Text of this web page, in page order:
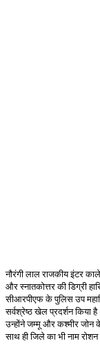
नौरंगी लाल राजकीय इंटर
और स्नातकोत्तर की डिग्री
सीआरपीएफ के पुलिस उप
सर्वश्रेष्ठ खेल प्रदर्शन किया
उन्होंने जम्मू और कश्मीर जोन
साथ ही जिले का भी नाम रोशन